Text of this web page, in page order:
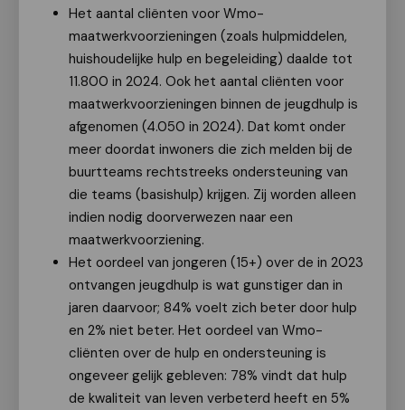
Het aantal cliënten voor Wmo-
maatwerkvoorzieningen (zoals hulpmiddelen,
huishoudelijke hulp en begeleiding) daalde tot
11.800 in 2024. Ook het aantal cliënten voor
maatwerkvoorzieningen binnen de jeugdhulp is
afgenomen (4.050 in 2024). Dat komt onder
meer doordat inwoners die zich melden bij de
buurtteams rechtstreeks ondersteuning van
die teams (basishulp) krijgen. Zij worden alleen
indien nodig doorverwezen naar een
maatwerkvoorziening.
Het oordeel van jongeren (15+) over de in 2023
ontvangen jeugdhulp is wat gunstiger dan in
jaren daarvoor; 84% voelt zich beter door hulp
en 2% niet beter. Het oordeel van Wmo-
cliënten over de hulp en ondersteuning is
ongeveer gelijk gebleven: 78% vindt dat hulp
de kwaliteit van leven verbeterd heeft en 5%